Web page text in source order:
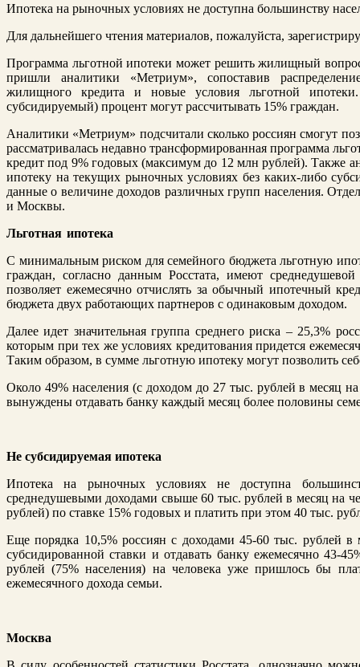
Ипотека на рыночных условиях не доступна большинству
Для дальнейшего чтения материалов, пожалуйста,
Программа льготной ипотеки может решить жилищный
пришли аналитики «Метриум», сопоставив
жилищного кредита и новые условия льготной
субсидируемый) процент могут рассчитывать 15% граждан.
Аналитики «Метриум» подсчитали сколько россиян смогут
рассматривалась недавно трансформированная программа
кредит под 9% годовых (максимум до 12 млн рублей). Также
ипотеку на текущих рыночных условиях без каких-либо
данные о величине доходов различных групп населения.
и Москвы.
Льготная ипотека
С минимальным риском для семейного бюджета льготную
граждан, согласно данным Росстата, имеют
позволяет ежемесячно отчислять за обычный ипотечный
бюджета двух работающих партнеров c одинаковым доходом.
Далее идет значительная группа среднего риска – 25,3%
которым при тех же условиях кредитования придется
Таким образом, в сумме льготную ипотеку могут позволить
Около 49% населения (с доходом до 27 тыс. рублей в месяц на
вынуждены отдавать банку каждый месяц более половины
Не субсидируемая ипотека
Ипотека на рыночных условиях не доступна
среднедушевыми доходами свыше 60 тыс. рублей в месяц на
рублей) по ставке 15% годовых и платить при этом 40 тыс.
Еще порядка 10,5% россиян с доходами 45-60 тыс. рублей в
субсидированной ставки и отдавать банку ежемесячно 43-
рублей (75% населения) на человека уже пришлось бы
ежемесячного дохода семьи.
Москва